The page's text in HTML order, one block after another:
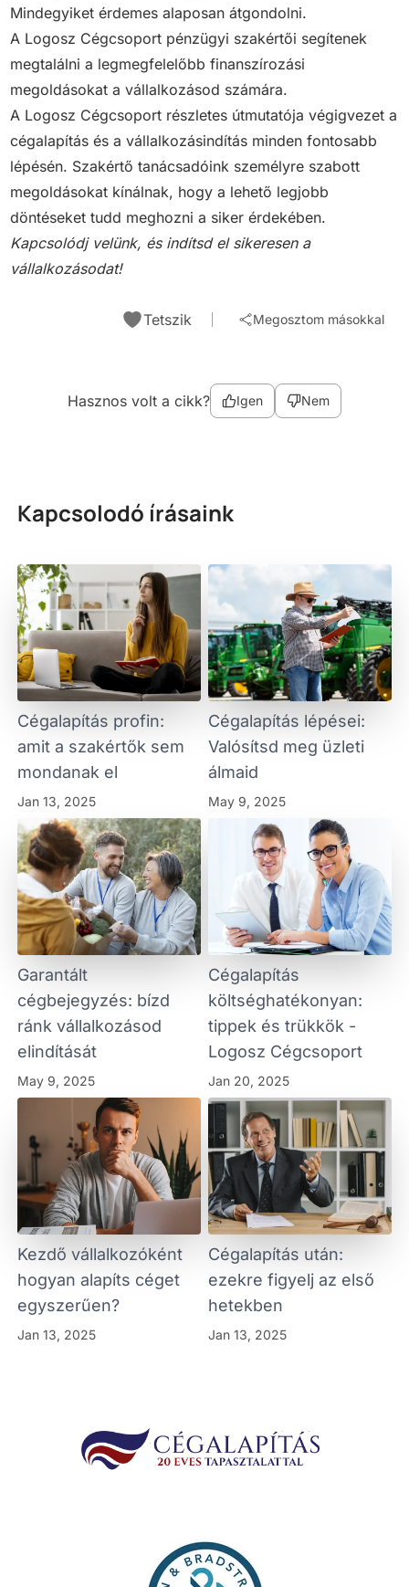
Mindegyiket érdemes alaposan átgondolni.
A Logosz Cégcsoport pénzügyi szakértői segítenek
megtalálni a legmegfelelőbb finanszírozási
megoldásokat a vállalkozásod számára.
A Logosz Cégcsoport részletes útmutatója végigvezet a
cégalapítás és a vállalkozásindítás minden fontosabb
lépésén. Szakértő tanácsadóink személyre szabott
megoldásokat kínálnak, hogy a lehető legjobb
döntéseket tudd meghozni a siker érdekében.
Kapcsolódj velünk, és indítsd el sikeresen a
vállalkozásodat!
Tetszik Megosztom másokkal
Hasznos volt a cikk? Igen Nem
Kapcsolodó írásaink
Cégalapítás profin:
amit a szakértők sem
mondanak el
Jan 13, 2025
Cégalapítás lépései:
Valósítsd meg üzleti
álmaid
May 9, 2025
Garantált
cégbejegyzés: bízd
ránk vállalkozásod
elindítását
May 9, 2025
Cégalapítás
költséghatékonyan:
tippek és trükkök -
Logosz Cégcsoport
Jan 20, 2025
Kezdő vállalkozóként
hogyan alapíts céget
egyszerűen?
Jan 13, 2025
Cégalapítás után:
ezekre figyelj az első
hetekben
Jan 13, 2025